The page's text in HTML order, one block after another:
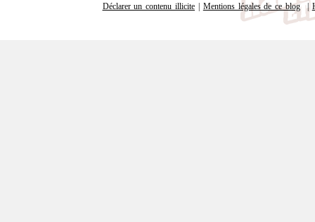
Déclarer un contenu illicite
Mentions légales de ce blog |